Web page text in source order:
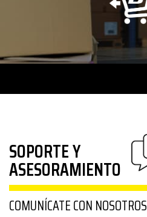
SOPORTE Y
ASESORAMIENTO
COMUNÍCATE CON NOSOTROS